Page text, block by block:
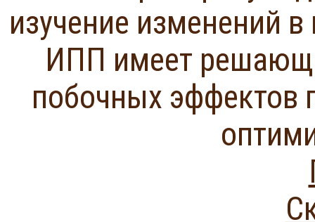
изучение изменений
ИПП имеет
побочных эффектов